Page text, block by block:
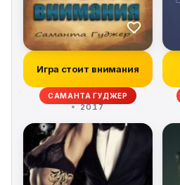
Игра стоит внимания
САМАНТА ГУДЖЕР
2017